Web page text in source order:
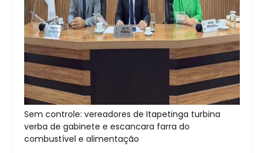
Sem controle: vereadores de Itapetinga turbina
verba de gabinete e escancara farra do
combustível e alimentação